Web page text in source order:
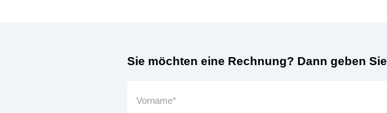
Sie möchten eine Rechnung? Dann geben